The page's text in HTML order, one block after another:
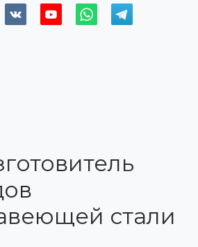
стали